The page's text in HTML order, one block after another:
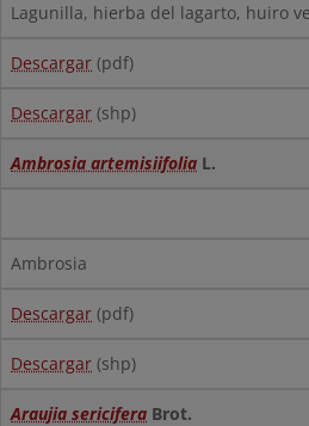
Lagunilla, hierba del lagarto, huiro
Descargar (pdf)
Descargar (shp)
Ambrosia artemisiifolia L.
Ambrosia
Descargar (pdf)
Descargar (shp)
Araujia sericifera Brot.